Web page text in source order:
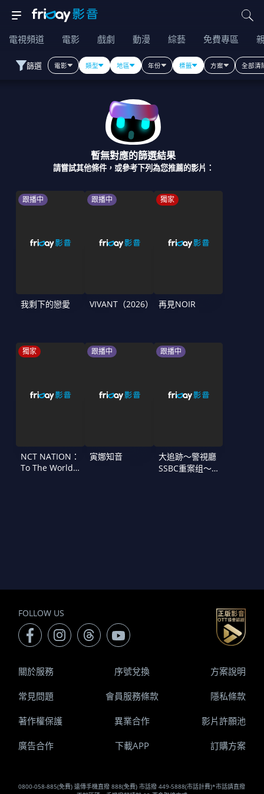
電視頻道 電影 戲劇 動漫 綜藝 免費專區
篩選 電影 類型 地區 年份 標籤 方案 全部清
暫無對應的篩選結果
請嘗試其他條件，或參考下列為您推薦的影片：
跟播中
我剩下的戀愛
跟播中
VIVANT（2026）
獨家
再見NOIR
獨家
NCT NATION：
To The World
跟播中
寅娜知音
跟播中
大追跡〜警視廳
SSBC重案组〜
FOLLOW US
0800-058-885(免費) 遠傳手機直撥 888(免費) 市話撥 449-5888(市話計費)*市話請直撥
關於服務 序號兌換 方案說明
常見問題 會員服務條款 隱私條款
著作權保護 異業合作 影片許願池
廣告合作 下載APP 訂購方案